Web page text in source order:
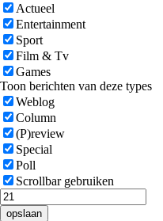
Actueel
Entertainment
Sport
Film & Tv
Games
Toon berichten van deze types
Weblog
Column
(P)review
Special
Poll
Scrollbar gebruiken
opslaan